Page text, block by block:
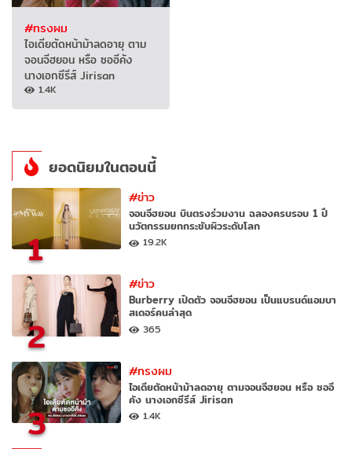
#ทรงผม
ไอเดียตัดหน้าม้าลดอายุ ตาม
จอนจีฮยอน หรือ ซออีคัง
นางเอกซีรีส์ Jirisan
1.4K
ยอดนิยมในตอนนี้
1
#ข่าว
จอนจีฮยอน บินตรงร่วมงาน ฉลองครบรอบ 1 ปี
นวัตกรรมยกกระชับผิวระดับโลก
19.2K
2
#ข่าว
Burberry เปิดตัว จอนจีฮยอน เป็นแบรนด์แอมบา
สเดอร์คนล่าสุด
365
3
#ทรงผม
ไอเดียตัดหน้าม้าลดอายุ ตามจอนจีฮยอน หรือ ซออี
คัง นางเอกซีรีส์ Jirisan
1.4K